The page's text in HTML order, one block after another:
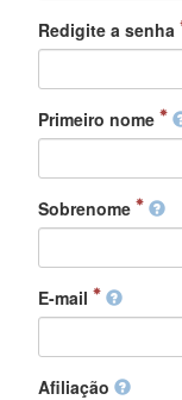
Redigite a senha
Primeiro nome
Sobrenome
E-mail
Afiliação